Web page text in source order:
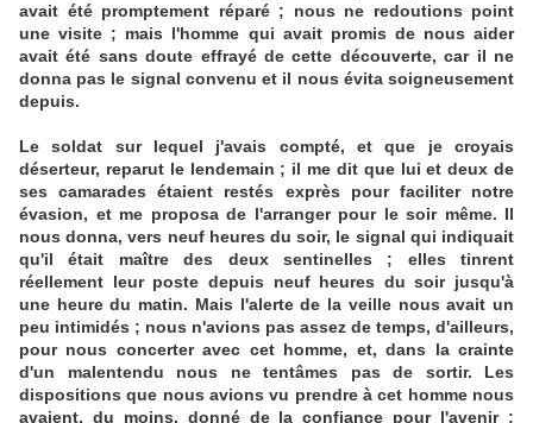
avait été promptement réparé ; nous ne redoutions point
une visite ; mais l'homme qui avait promis de nous aider
avait été sans doute effrayé de cette découverte, car il ne
donna pas le signal convenu et il nous évita soigneusement
depuis.
Le soldat sur lequel j'avais compté, et que je croyais
déserteur, reparut le lendemain ; il me dit que lui et deux de
ses camarades étaient restés exprès pour faciliter notre
évasion, et me proposa de l'arranger pour le soir même. Il
nous donna, vers neuf heures du soir, le signal qui indiquait
qu'il était maître des deux sentinelles ; elles tinrent
réellement leur poste depuis neuf heures du soir jusqu'à
une heure du matin. Mais l'alerte de la veille nous avait un
peu intimidés ; nous n'avions pas assez de temps, d'ailleurs,
pour nous concerter avec cet homme, et, dans la crainte
d'un malentendu nous ne tentâmes pas de sortir. Les
dispositions que nous avions vu prendre à cet homme nous
avaient, du moins, donné de la confiance pour l'avenir ;